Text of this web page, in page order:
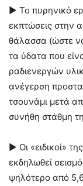
► Το πυρηνικό
εκπτώσεις στην
θάλασσα (ώστε
τα ύδατα που
ραδιενεργών
ανέγερση
τσουνάμι μετά
συνήθη στάθμη
► Οι «ειδικοί»
εκδηλωθεί
ψηλότερο από